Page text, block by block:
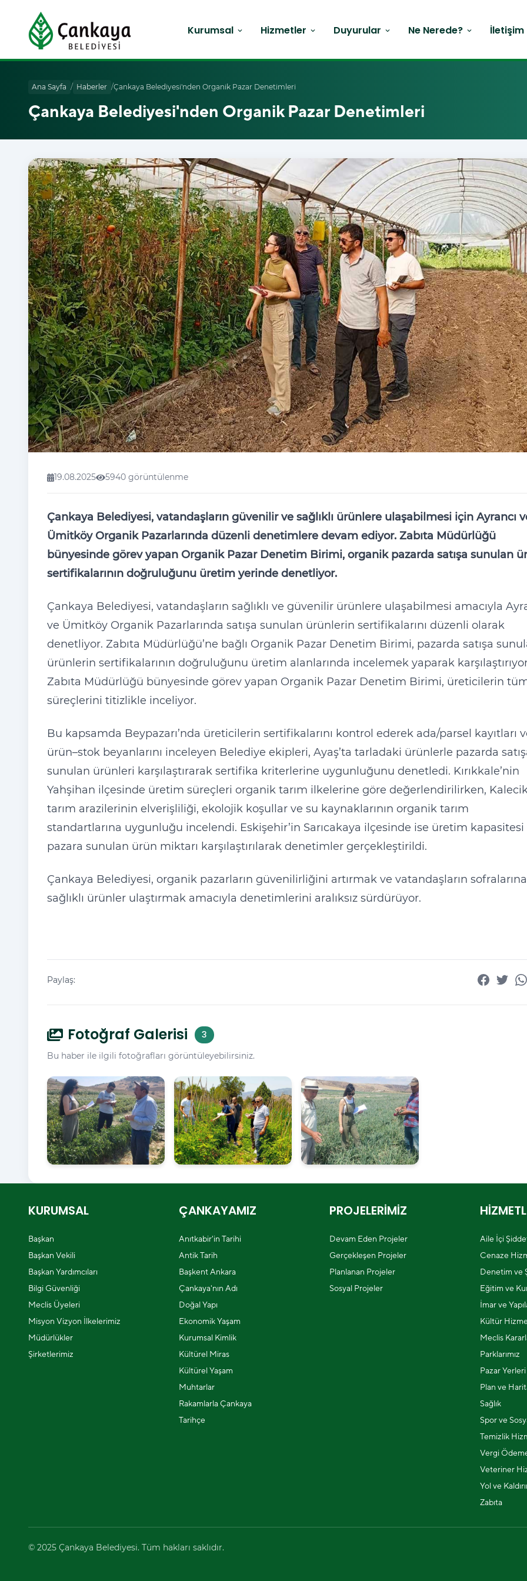
Kurumsal expand_more Hizmetler expand_more Duyurular expand_more Ne Nerede? expand_more İletişim
Ana Sayfa / Haberler /Çankaya Belediyesi'nden Organik Pazar Denetimleri
Çankaya Belediyesi'nden Organik Pazar Denetimleri
19.08.2025 5940 görüntülenme
Çankaya Belediyesi, vatandaşların güvenilir ve sağlıklı ürünlere ulaşabilmesi için Ayrancı
Ümitköy Organik Pazarlarında düzenli denetimlere devam ediyor. Zabıta Müdürlüğü
bünyesinde görev yapan Organik Pazar Denetim Birimi, organik pazarda satışa sunulan
sertifikalarının doğruluğunu üretim yerinde denetliyor.
Çankaya Belediyesi, vatandaşların sağlıklı ve güvenilir ürünlere ulaşabilmesi amacıyla
ve Ümitköy Organik Pazarlarında satışa sunulan ürünlerin sertifikalarını düzenli olarak
denetliyor. Zabıta Müdürlüğü’ne bağlı Organik Pazar Denetim Birimi, pazarda satışa
ürünlerin sertifikalarının doğruluğunu üretim alanlarında incelemek yaparak
Zabıta Müdürlüğü bünyesinde görev yapan Organik Pazar Denetim Birimi, üreticilerin
süreçlerini titizlikle inceliyor.
Bu kapsamda Beypazarı’nda üreticilerin sertifikalarını kontrol ederek ada/parsel kayıtları
ürün–stok beyanlarını inceleyen Belediye ekipleri, Ayaş’ta tarladaki ürünlerle pazarda
sunulan ürünleri karşılaştırarak sertifika kriterlerine uygunluğunu denetledi. Kırıkkale’nin
Yahşihan ilçesinde üretim süreçleri organik tarım ilkelerine göre değerlendirilirken,
tarım arazilerinin elverişliliği, ekolojik koşullar ve su kaynaklarının organik tarım
standartlarına uygunluğu incelendi. Eskişehir’in Sarıcakaya ilçesinde ise üretim kapasitesi
pazara sunulan ürün miktarı karşılaştırılarak denetimler gerçekleştirildi.
Çankaya Belediyesi, organik pazarların güvenilirliğini artırmak ve vatandaşların sofralarına
sağlıklı ürünler ulaştırmak amacıyla denetimlerini aralıksız sürdürüyor.
Paylaş:
Fotoğraf Galerisi 3
Bu haber ile ilgili fotoğrafları görüntüleyebilirsiniz.
KURUMSAL
Başkan
Başkan Vekili
Başkan Yardımcıları
Bilgi Güvenliği
Meclis Üyeleri
Misyon Vizyon İlkelerimiz
Müdürlükler
Şirketlerimiz
ÇANKAYAMIZ
Anıtkabir'in Tarihi
Antik Tarih
Başkent Ankara
Çankaya'nın Adı
Doğal Yapı
Ekonomik Yaşam
Kurumsal Kimlik
Kültürel Miras
Kültürel Yaşam
Muhtarlar
Rakamlarla Çankaya
Tarihçe
PROJELERİMİZ
Devam Eden Projeler
Gerçekleşen Projeler
Planlanan Projeler
Sosyal Projeler
Aile İçi
Cenaze
Denetim ve
Eğitim ve
İmar ve
Kültür
Meclis
Parklarımız
Pazar Yerleri
Plan ve
Sağlık
Spor ve
Temizlik
Vergi
Veteriner
Yol ve
Zabıta
© 2025 Çankaya Belediyesi. Tüm hakları saklıdır.